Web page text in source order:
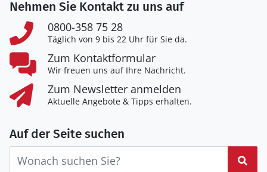
Nehmen Sie Kontakt zu uns auf
0800-358 75 28
Täglich von 9 bis 22 Uhr für Sie da.
Zum Kontaktformular
Wir freuen uns auf Ihre Nachricht.
Zum Newsletter anmelden
Aktuelle Angebote & Tipps erhalten.
Auf der Seite suchen